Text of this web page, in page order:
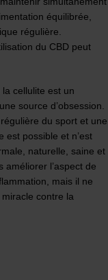
équilibrée,
régulière.
du CBD peut
cellulite est un
source d’obsession.
du sport et une
est possible et n’est
naturelle, saine et
améliorer l’aspect de
mais il ne
contre la
?